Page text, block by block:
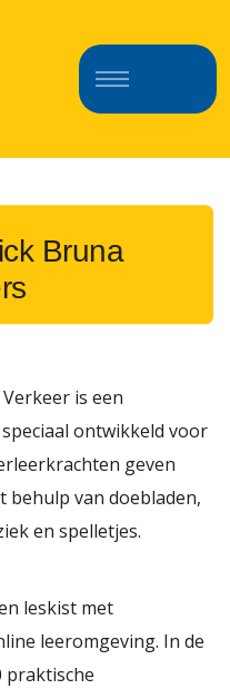
Bruna
is een
ontwikkeld voor
geven
behulp van doebladen,
en spelletjes.
leskist met
leeromgeving. In de
praktische